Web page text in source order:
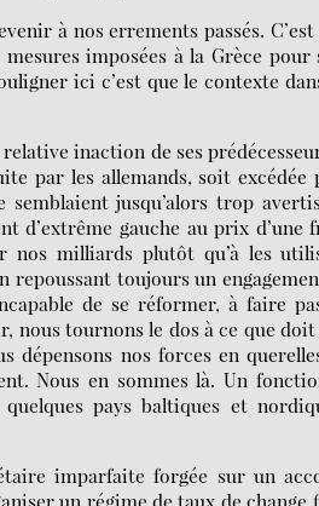
à nos errements passés.
imposées à la Grèce
ici c’est que le contexte
inaction de ses
par les allemands, soit
jusqu’alors trop
d’extrême gauche au prix d’une
nos milliards plutôt qu’à les
toujours un
de se réformer, à faire
nous tournons le dos à ce que
dépensons nos forces en
Nous en sommes là. Un
pays baltiques et
imparfaite forgée sur un
un régime de taux de